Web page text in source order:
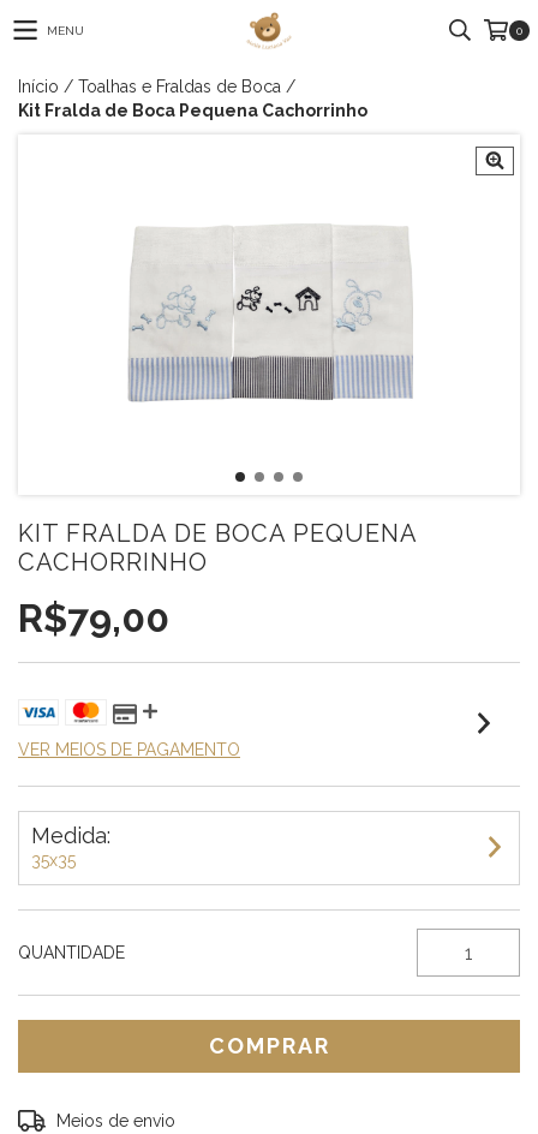
MENU 0
Início / Toalhas e Fraldas de Boca /
Kit Fralda de Boca Pequena Cachorrinho
KIT FRALDA DE BOCA PEQUENA
CACHORRINHO
R$79,00
VER MEIOS DE PAGAMENTO
Medida:
35x35
QUANTIDADE
Entregas para o CEP:
Meios de envio